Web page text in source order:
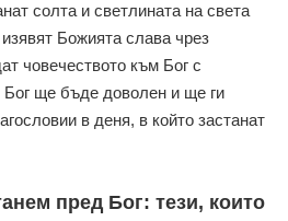
солта и светлината на света
Божията слава чрез
човечеството към Бог с
Бог ще бъде доволен и ще ги
в деня, в който застанат
пред Бог: тези, които